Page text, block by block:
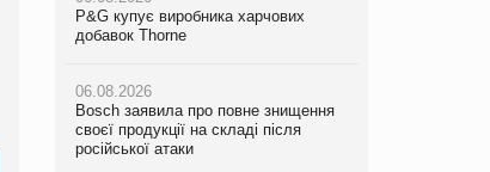
P&G купує виробника харчових
добавок Thorne
06.08.2026
Bosch заявила про повне знищення
своєї продукції на складі після
російської атаки
у VARUS з’явилися новинки від ТМ
ТОКЕРИ
P&G купує виробника харчових
добавок Thorne
06.08.2026
Bosch заявила про повне знищення
своєї продукції на складі після
російської атаки